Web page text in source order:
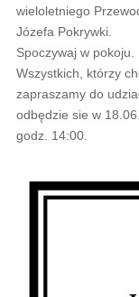
wieloletniego
Józefa Pokrywki.
Spoczywaj w pokoju.
Wszystkich, którzy
zapraszamy do
odbędzie sie w
godz. 14:00.